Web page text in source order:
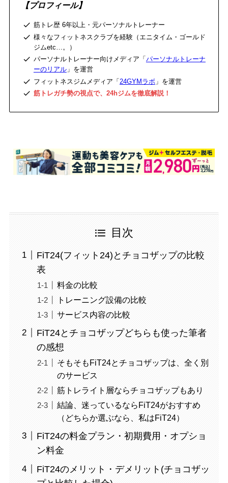
【プロフィール】
筋トレ歴 6年以上・元パーソナルトレーナー
様々なフィットネスクラブを経験（エニタイム・ゴールド
ジムetc…。）
パーソナルトレーナー向けメディア「 パーソナルトレーナ
ーのリアル」を運営
フィットネスジムメディア「24GYMラボ 」を運営
筋トレガチ勢の視点で、24hジムを徹底解説！
目次
FiT24(フィット24)とチョコザップの比較
表
料金の比較
トレーニング設備の比較
サービス内容の比較
FiT24とチョコザップどちらも使った筆者
の感想
そもそもFiT24とチョコザップは、全く別
のサービス
筋トレライト層ならチョコザップもあり
結論、迷っているならFiT24がおすすめ
（どちらか選ぶなら、私はFiT24）
FiT24の料金プラン・初期費用・オプショ
ン料金
FiT24のメリット・デメリット(チョコザッ